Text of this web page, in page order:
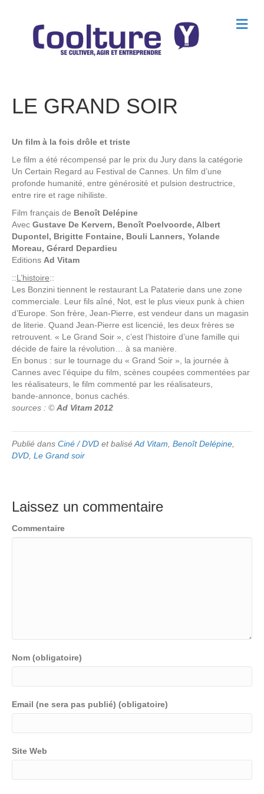
M
e
LE GRAND SOIR
Un film à la fois drôle et triste
Le film a été récompensé par le prix du Jury dans la catégorie
Un Certain Regard au Festival de Cannes. Un film d’une
profonde humanité, entre générosité et pulsion destructrice,
entre rire et rage nihiliste.
Film français de Benoît Delépine
Avec Gustave De Kervern, Benoît Poelvoorde, Albert
Dupontel, Brigitte Fontaine, Bouli Lanners, Yolande
Moreau, Gérard Depardieu
Editions Ad Vitam
::L’histoire::
Les Bonzini tiennent le restaurant La Pataterie dans une zone
commerciale. Leur fils aîné, Not, est le plus vieux punk à chien
d’Europe. Son frère, Jean-Pierre, est vendeur dans un magasin
de literie. Quand Jean-Pierre est licencié, les deux frères se
retrouvent. « Le Grand Soir », c’est l’histoire d’une famille qui
décide de faire la révolution… à sa manière.
En bonus : sur le tournage du « Grand Soir », la journée à
Cannes avec l’équipe du film, scènes coupées commentées par
les réalisateurs, le film commenté par les réalisateurs,
bande-annonce, bonus cachés.
sources : ©Ad Vitam 2012
Publié dans Ciné / DVD et baliséAd Vitam Benoît Delépine
DVD Le Grand soir
Laissez un commentaire
Commentaire
Nom (obligatoire)
Email (ne sera pas publié) (obligatoire)
Site Web